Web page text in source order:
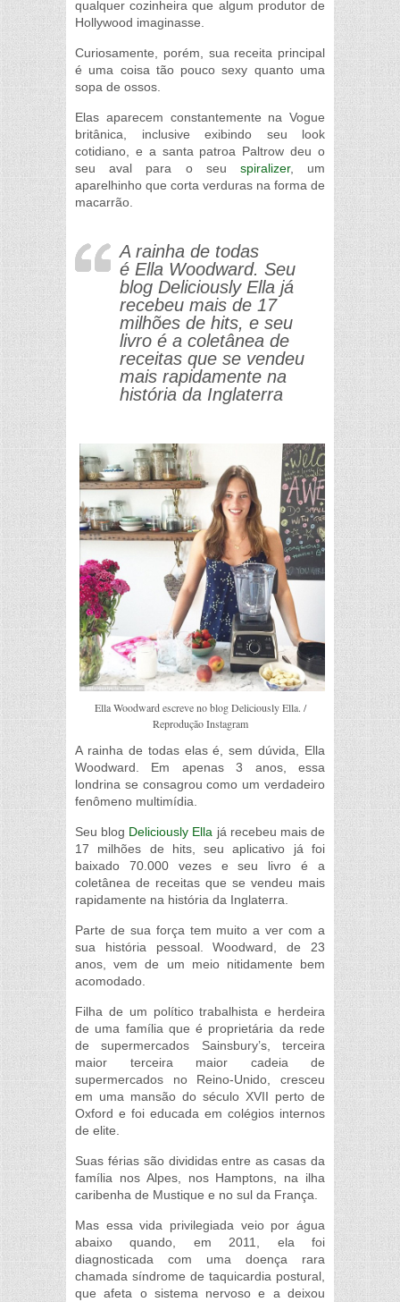
qualquer cozinheira que algum produtor de
Hollywood imaginasse.
Curiosamente, porém, sua receita principal
é uma coisa tão pouco sexy quanto uma
sopa de ossos.
Elas aparecem constantemente na Vogue
britânica, inclusive exibindo seu look
cotidiano, e a santa patroa Paltrow deu o
seu aval para o seu spiralizer, um
aparelhinho que corta verduras na forma de
macarrão.
A rainha de todas
é Ella Woodward. Seu
blog Deliciously Ella já
recebeu mais de 17
milhões de hits, e seu
livro é a coletânea de
receitas que se vendeu
mais rapidamente na
história da Inglaterra
Ella Woodward escreve no blog Deliciously Ella. /
Reprodução Instagram
A rainha de todas elas é, sem dúvida, Ella
Woodward. Em apenas 3 anos, essa
londrina se consagrou como um verdadeiro
fenômeno multimídia.
Seu blog Deliciously Ella já recebeu mais de
17 milhões de hits, seu aplicativo já foi
baixado 70.000 vezes e seu livro é a
coletânea de receitas que se vendeu mais
rapidamente na história da Inglaterra.
Parte de sua força tem muito a ver com a
sua história pessoal. Woodward, de 23
anos, vem de um meio nitidamente bem
acomodado.
Filha de um político trabalhista e herdeira
de uma família que é proprietária da rede
de supermercados Sainsbury’s, terceira
maior terceira maior cadeia de
supermercados no Reino-Unido, cresceu
em uma mansão do século XVII perto de
Oxford e foi educada em colégios internos
de elite.
Suas férias são divididas entre as casas da
família nos Alpes, nos Hamptons, na ilha
caribenha de Mustique e no sul da França.
Mas essa vida privilegiada veio por água
abaixo quando, em 2011, ela foi
diagnosticada com uma doença rara
chamada síndrome de taquicardia postural,
que afeta o sistema nervoso e a deixou